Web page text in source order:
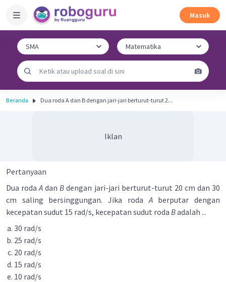
Masuk
Beranda Dua roda A dan B dengan jari-jari berturut-turut 2...
Iklan
Pertanyaan
Dua rodaAdan B dengan jari-jari berturut-turut 20 cm dan 30
cm saling bersinggungan. Jika roda A berputar dengan
kecepatan sudut 15 rad/s, kecepatan sudut roda Badalah ...
30 rad/s
25 rad/s
20 rad/s
15 rad/s
10 rad/s